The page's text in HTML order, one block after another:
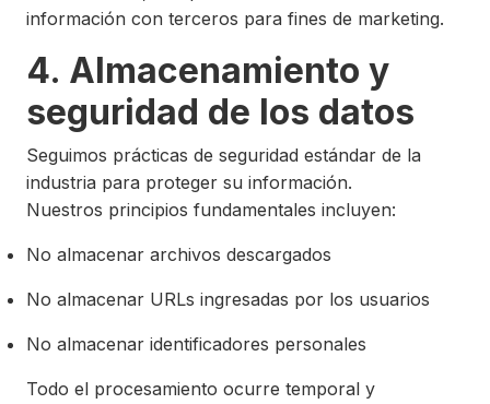
información con terceros para fines de marketing.
4. Almacenamiento y
seguridad de los datos
Seguimos prácticas de seguridad estándar de la
industria para proteger su información.
Nuestros principios fundamentales incluyen:
No almacenar archivos descargados
No almacenar URLs ingresadas por los usuarios
No almacenar identificadores personales
Todo el procesamiento ocurre temporal y